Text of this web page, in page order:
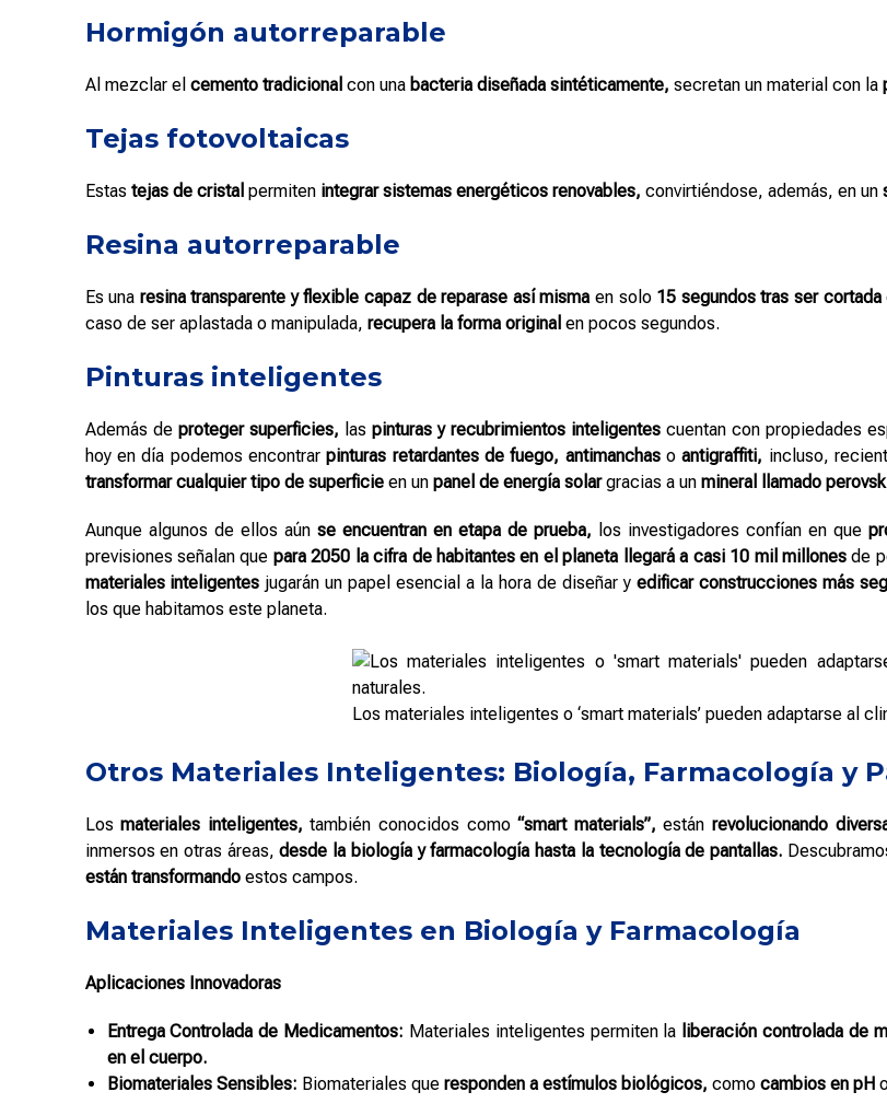
Hormigón autorreparable
Al mezclar el cemento tradicional con una bacteria diseñada sintéticamente, secretan un material con la
Tejas fotovoltaicas
Estas tejas de cristal permiten integrar sistemas energéticos renovables, convirtiéndose, además, en un
Resina autorreparable
Es una resina transparente y flexible capaz de reparase así misma en solo 15 segundos tras ser cortada
caso de ser aplastada o manipulada, recupera la forma original en pocos segundos.
Pinturas inteligentes
Además de proteger superficies, las pinturas y recubrimientos inteligentescuentan con propiedades
hoy en día podemos encontrarpinturas retardantes de fuego, antimanchasoantigraffiti, incluso,
transformar cualquier tipo de superficieen un panel de energía solargracias a un mineral llamado
Aunque algunos de ellos aún se encuentran en etapa de prueba, los investigadores confían en que
previsiones señalan que para 2050 la cifra de habitantes en el planeta llegará a casi 10 mil millonesde
materiales inteligentes jugarán un papel esencial a la hora de diseñar yedificar construcciones más
los que habitamos este planeta.
Los materiales inteligentes o ‘smart materials’ pueden adaptarse al
Otros Materiales Inteligentes: Biología, Farmacología y
Losmateriales inteligentes, también conocidos como“smart materials”, están revolucionando
inmersos en otras áreas,desde la biología y farmacología hasta la tecnología de pantallas.
están transformandoestos campos.
Materiales Inteligentes en Biología y Farmacología
Aplicaciones Innovadoras
Entrega Controlada de Medicamentos: Materiales inteligentes permiten la liberación controlada de
en el cuerpo.
Biomateriales Sensibles: Biomateriales que responden a estímulos biológicos, como cambios en pH